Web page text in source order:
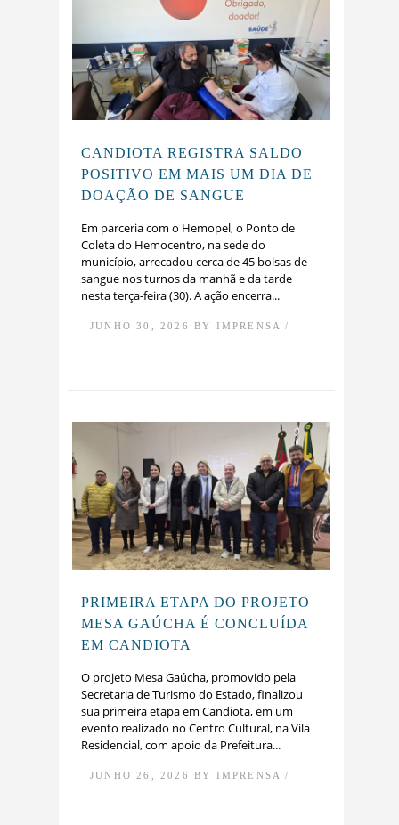
CANDIOTA REGISTRA SALDO
POSITIVO EM MAIS UM DIA DE
DOAÇÃO DE SANGUE
Em parceria com o Hemopel, o Ponto de
Coleta do Hemocentro, na sede do
município, arrecadou cerca de 45 bolsas de
sangue nos turnos da manhã e da tarde
nesta terça-feira (30). ​A ação encerra...
JUNHO 30, 2026 BY IMPRENSA /
PRIMEIRA ETAPA DO PROJETO
MESA GAÚCHA É CONCLUÍDA
EM CANDIOTA
O projeto Mesa Gaúcha, promovido pela
Secretaria de Turismo do Estado, finalizou
sua primeira etapa em Candiota, em um
evento realizado no Centro Cultural, na Vila
Residencial, com apoio da Prefeitura...
JUNHO 26, 2026 BY IMPRENSA /